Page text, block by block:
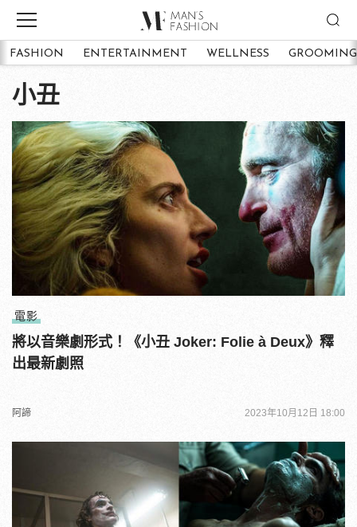
FASHION ENTERTAINMENT WELLNESS GROOMING
小丑
電影
將以音樂劇形式！《小丑 Joker: Folie à Deux》釋
出最新劇照
阿諦 2023年10月12日 18:00